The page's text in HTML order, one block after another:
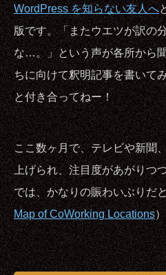
WordPress を知らない友人へ
版です。「またウエツが訳の
な…。」という声が各所から
ちに向けて釈明記事を書いて
と付き合ってねー！
ここ数ヶ月で、テレビや新聞
上げられ、注目度があがりつ
では、かなりの賑わいぶりだ
Map of CoWorking Locations）